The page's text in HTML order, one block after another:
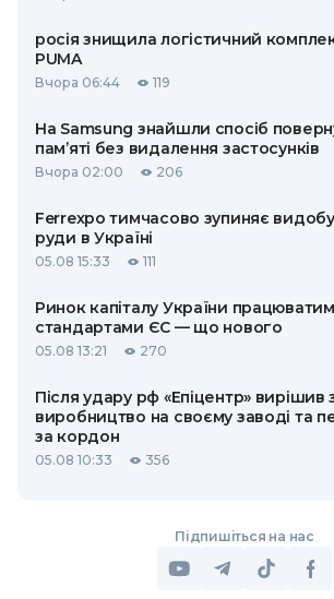
росія знищила логістичний
PUMA
Вчора 06:44 119
На Samsung знайшли спосіб
пам’яті без видалення застосунків
Вчора 02:00 206
Ferrexpo тимчасово зупиняє
руди в Україні
05.08 15:33 111
Ринок капіталу України
стандартами ЄС — що нового
05.08 13:21 270
Після удару рф «Епіцентр» вирішив
виробництво на своєму заводі та
за кордон
05.08 10:33 356
Підпишіться на нас